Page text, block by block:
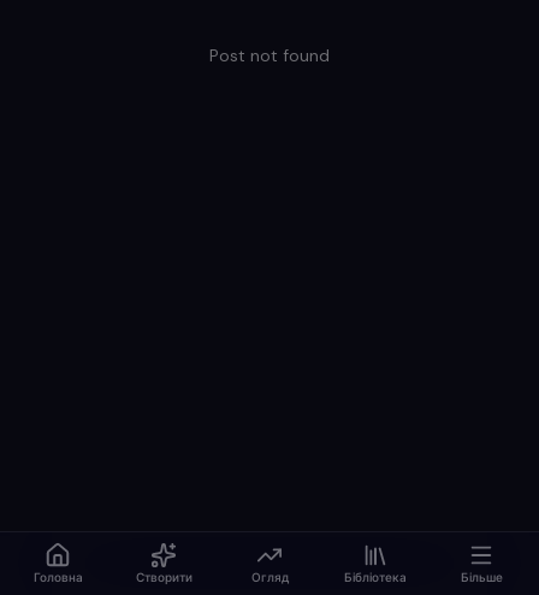
Post not found
Головна Створити Огляд Бібліотека Більше